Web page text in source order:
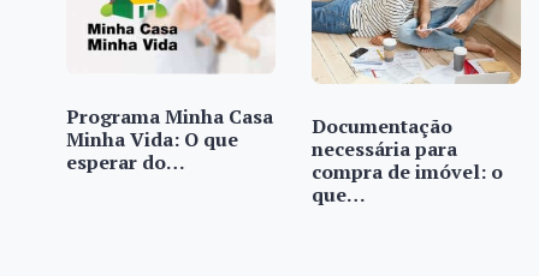
Programa Minha Casa
Minha Vida: O que
esperar do…
Documentação
necessária para
compra de imóvel: o
que…